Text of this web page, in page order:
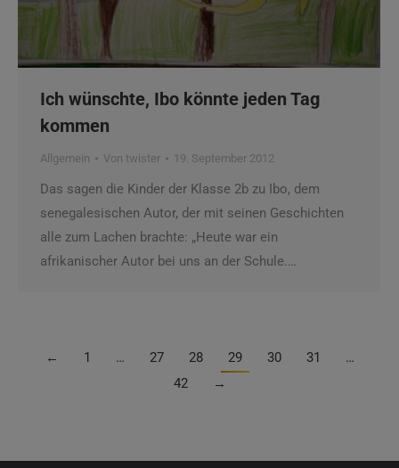
Ich wünschte, Ibo könnte jeden Tag
kommen
Allgemein Von twister 19. September 2012
Das sagen die Kinder der Klasse 2b zu Ibo, dem
senegalesischen Autor, der mit seinen Geschichten
alle zum Lachen brachte: „Heute war ein
afrikanischer Autor bei uns an der Schule.…
← 1 … 27 28 29 30 31
…
42
→